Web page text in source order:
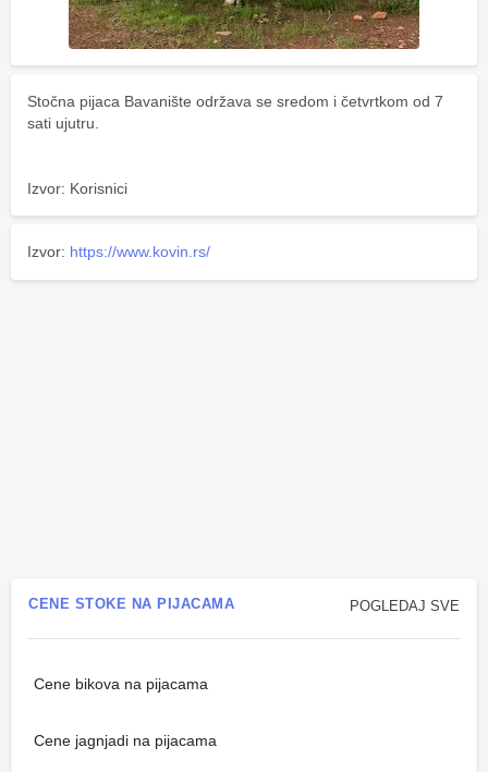
Stočna pijaca Bavanište održava se sredom i četvrtkom od 7
sati ujutru.
Izvor: Korisnici
Izvor: https://www.kovin.rs/
POGLEDAJ SVE
CENE STOKE NA PIJACAMA
Cene bikova na pijacama
Cene jagnjadi na pijacama